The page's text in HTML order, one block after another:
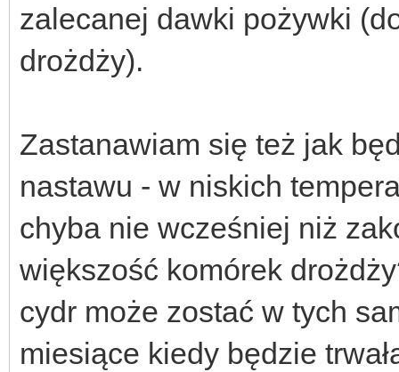
zalecanej dawki pożywki
drożdży).
Zastanawiam się też jak
nastawu - w niskich
chyba nie wcześniej niż
większość komórek
cydr może zostać w tych
miesiące kiedy będzie